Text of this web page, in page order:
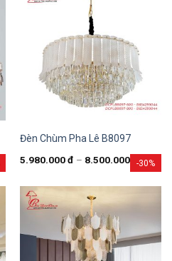
-30%
Đèn Chùm Pha Lê B8097
5.980.000đ – 8.500.000